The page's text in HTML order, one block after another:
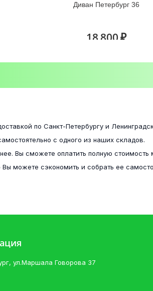
Угол №1 Вега (рельеф
Диван Петербург 1
Диван Петербург 36
18 800 ₽
9 800 ₽
по Санкт-Петербургу и
с одного из наших складов.
Вы сможете оплатить полную
можете сэкономить и собрать ее
ул.Маршала Говорова 37